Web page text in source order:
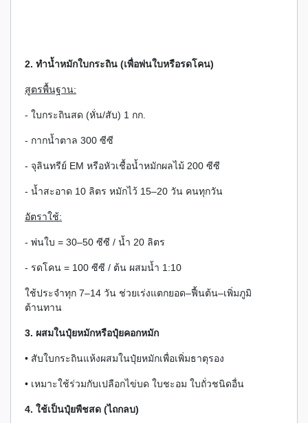
2. ทำน้ำหมักใบกระถิน (เพื่อพ่นใบหรือรดโคน)
สูตรพื้นฐาน:
- ใบกระถินสด (หั่น/สับ) 1 กก.
- กากน้ำตาล 300 ซีซี
- จุลินทรีย์ EM หรือหัวเชื้อน้ำหมักผลไม้ 200 ซีซี
- น้ำสะอาด 10 ลิตร หมักไว้ 15–20 วัน คนทุกวัน
อัตราใช้:
- พ่นใบ = 30–50 ซีซี / น้ำ 20 ลิตร
- รดโคน = 100 ซีซี / ต้น ผสมน้ำ 1:10
ใช้ประจำทุก 7–14 วัน ช่วยเร่งแตกยอด–ฟื้นต้น–เพิ่มภูมิ
ต้านทาน
3. ผสมในปุ๋ยหมักหรือปุ๋ยคอกหมัก
• สับใบกระถินแห้งผสมในปุ๋ยหมักเพื่อเพิ่มธาตุรอง
• เหมาะใช้ร่วมกับเปลือกไข่บด ใบชะอม ใบถั่วชนิดอื่น
4. ใช้เป็นปุ๋ยพืชสด (ไถกลบ)